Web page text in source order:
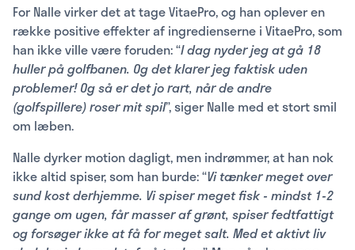
For Nalle virker det at tage VitaePro, og han oplever en
række positive effekter af ingredienserne i VitaePro, som
han ikke ville være foruden: “I dag nyder jeg at gå 18
huller på golfbanen. Og det klarer jeg faktisk uden
problemer! Og så er det jo rart, når de andre
(golfspillere) roser mit spil”, siger Nalle med et stort smil
om læben.
Nalle dyrker motion dagligt, men indrømmer, at han nok
ikke altid spiser, som han burde: “Vi tænker meget over
sund kost derhjemme. Vi spiser meget fisk - mindst 1-2
gange om ugen, får masser af grønt, spiser fedtfattigt
og forsøger ikke at få for meget salt. Med et aktivt liv